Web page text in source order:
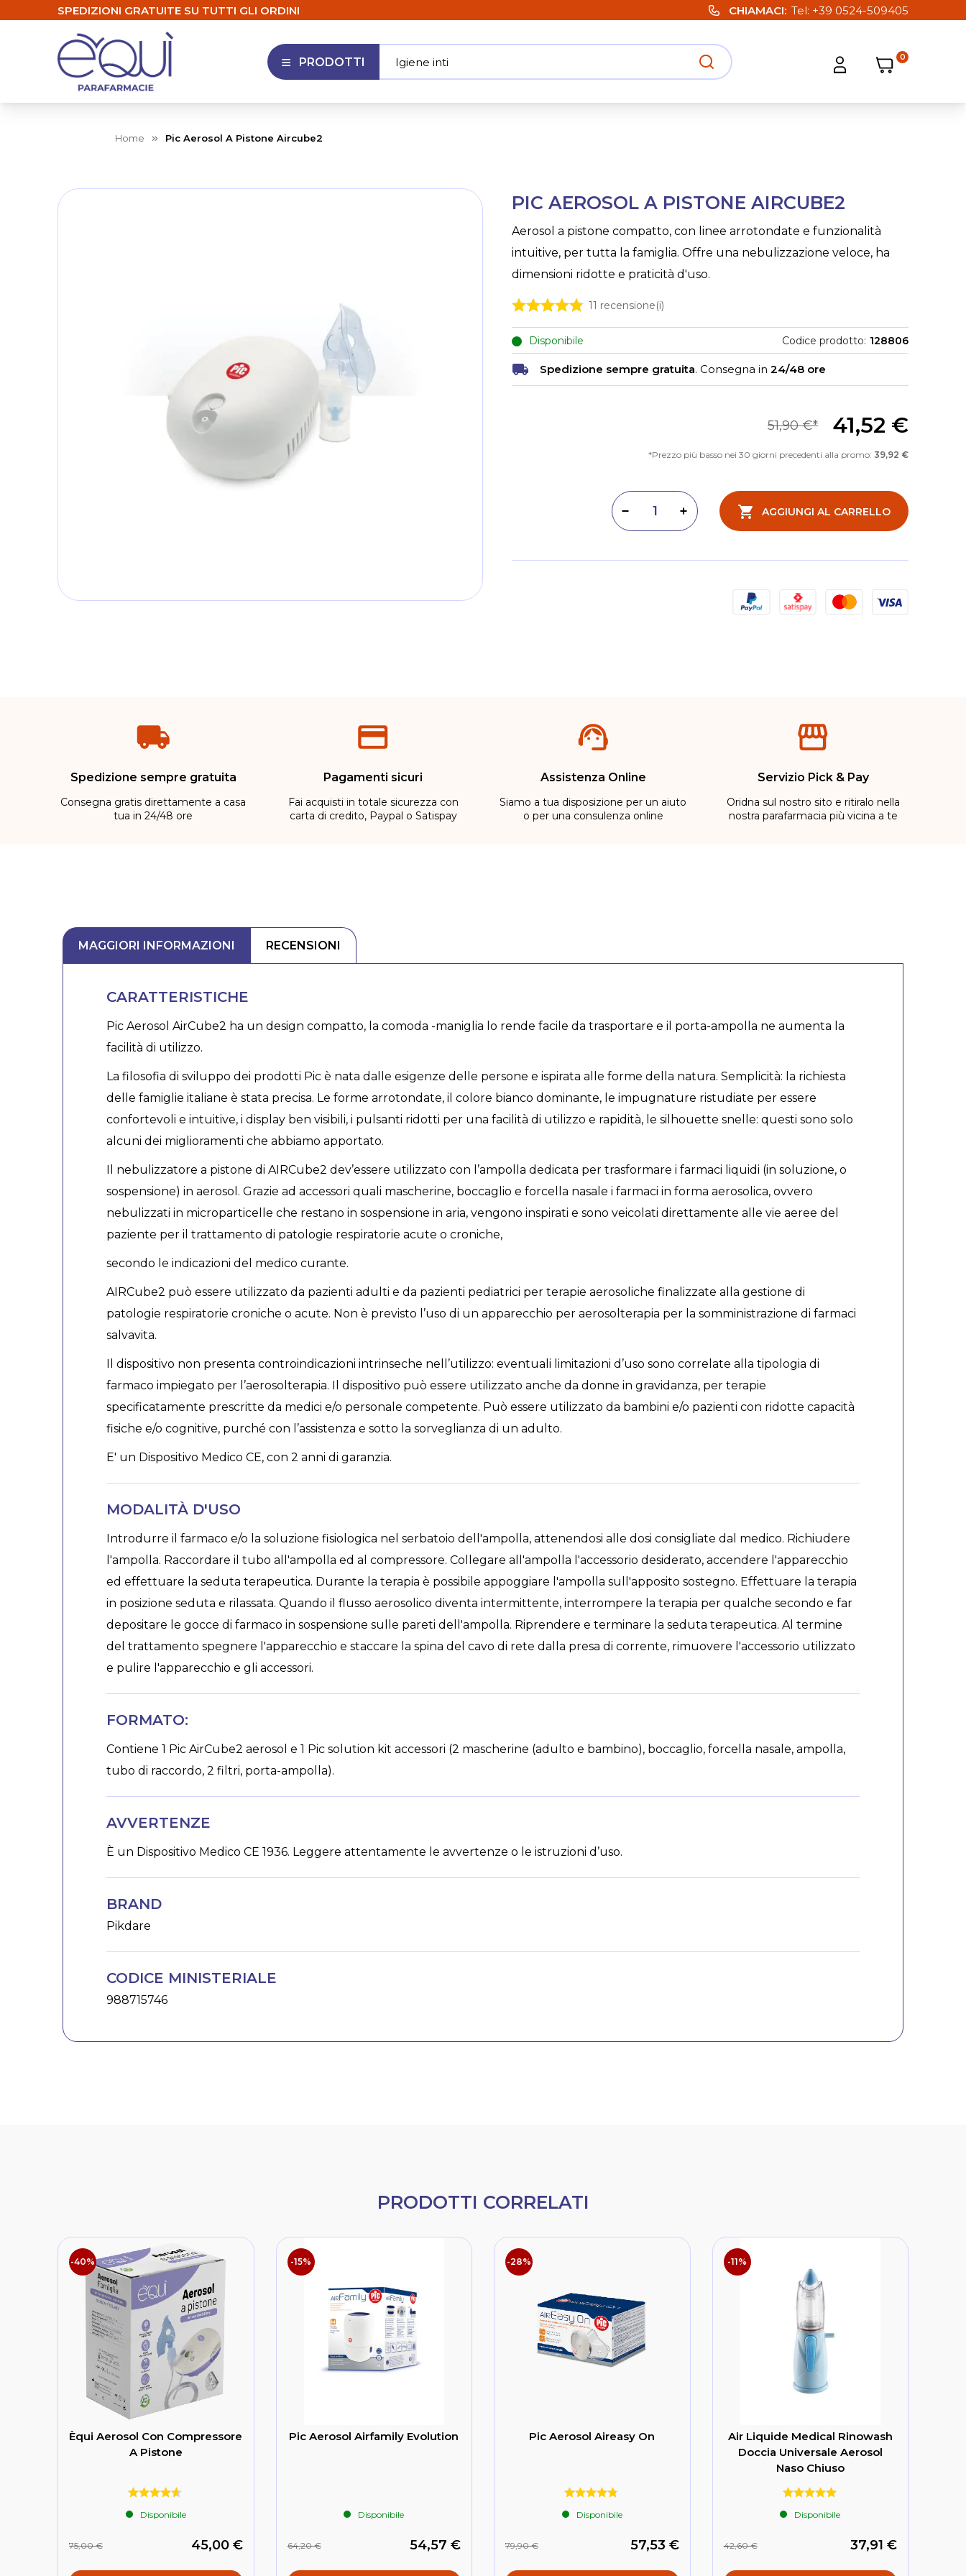
SPEDIZIONI GRATUITE SU TUTTI GLI ORDINI CHIAMACI Tel: +39 0524-509405
APRI MENU
PRODOTTI Apri ricerca
Ig|
Apri strumenti utente
Carrello
Carrello
0
Home Pic Aerosol A Pistone Aircube2
PIC AEROSOL A PISTONE AIRCUBE2
Aerosol a pistone compatto, con linee arrotondate e funzionalità
intuitive, per tutta la famiglia. Offre una nebulizzazione veloce, ha
dimensioni ridotte e praticità d'uso.
11 recensione(i)
Disponibile Codice prodotto 128806
Spedizione sempre gratuita. Consegna in 24/48 ore
41,52 €
51,90 €
Prezzo più basso nei 30 giorni precedenti alla promo: 39,92 €
Aumenta quantità
Diminuisci quantità AGGIUNGI AL CARRELLO
Skip
to
to
gallery
Spedizione sempre gratuita
Consegna gratis direttamente a casa
tua in 24/48 ore
Pagamenti sicuri
Fai acquisti in totale sicurezza con
carta di credito, Paypal o Satispay
Assistenza Online
Siamo a tua disposizione per un aiuto
o per una consulenza online
Servizio Pick & Pay
Oridna sul nostro sito e ritiralo nella
nostra parafarmacia più vicina a te
MAGGIORI INFORMAZIONI RECENSIONI
CARATTERISTICHE
Pic Aerosol AirCube2 ha un design compatto, la comoda -maniglia lo rende facile da trasportare e il porta-ampolla ne aumenta la
facilità di utilizzo.
La filosofia di sviluppo dei prodotti Pic è nata dalle esigenze delle persone e ispirata alle forme della natura. Semplicità: la richiesta
delle famiglie italiane è stata precisa. Le forme arrotondate, il colore bianco dominante, le impugnature ristudiate per essere
confortevoli e intuitive, i display ben visibili, i pulsanti ridotti per una facilità di utilizzo e rapidità, le silhouette snelle: questi sono solo
alcuni dei miglioramenti che abbiamo apportato.
Il nebulizzatore a pistone di AIRCube2 dev’essere utilizzato con l’ampolla dedicata per trasformare i farmaci liquidi (in soluzione, o
sospensione) in aerosol. Grazie ad accessori quali mascherine, boccaglio e forcella nasale i farmaci in forma aerosolica, ovvero
nebulizzati in microparticelle che restano in sospensione in aria, vengono inspirati e sono veicolati direttamente alle vie aeree del
paziente per il trattamento di patologie respiratorie acute o croniche,
secondo le indicazioni del medico curante.
AIRCube2 può essere utilizzato da pazienti adulti e da pazienti pediatrici per terapie aerosoliche finalizzate alla gestione di
patologie respiratorie croniche o acute. Non è previsto l’uso di un apparecchio per aerosolterapia per la somministrazione di farmaci
salvavita.
Il dispositivo non presenta controindicazioni intrinseche nell’utilizzo: eventuali limitazioni d’uso sono correlate alla tipologia di
farmaco impiegato per l’aerosolterapia. Il dispositivo può essere utilizzato anche da donne in gravidanza, per terapie
specificatamente prescritte da medici e/o personale competente. Può essere utilizzato da bambini e/o pazienti con ridotte capacità
fisiche e/o cognitive, purché con l’assistenza e sotto la sorveglianza di un adulto.
E' un Dispositivo Medico CE, con 2 anni di garanzia.
MODALITÀ D'USO
Introdurre il farmaco e/o la soluzione fisiologica nel serbatoio dell'ampolla, attenendosi alle dosi consigliate dal medico. Richiudere
l'ampolla. Raccordare il tubo all'ampolla ed al compressore. Collegare all'ampolla l'accessorio desiderato, accendere l'apparecchio
ed effettuare la seduta terapeutica. Durante la terapia è possibile appoggiare l'ampolla sull'apposito sostegno. Effettuare la terapia
in posizione seduta e rilassata. Quando il flusso aerosolico diventa intermittente, interrompere la terapia per qualche secondo e far
depositare le gocce di farmaco in sospensione sulle pareti dell'ampolla. Riprendere e terminare la seduta terapeutica. Al termine
del trattamento spegnere l'apparecchio e staccare la spina del cavo di rete dalla presa di corrente, rimuovere l'accessorio utilizzato
e pulire l'apparecchio e gli accessori.
FORMATO:
Contiene 1 Pic AirCube2 aerosol e 1 Pic solution kit accessori (2 mascherine (adulto e bambino), boccaglio, forcella nasale, ampolla,
tubo di raccordo, 2 filtri, porta-ampolla).
AVVERTENZE
È un Dispositivo Medico CE 1936. Leggere attentamente le avvertenze o le istruzioni d’uso.
BRAND
Pikdare
CODICE MINISTERIALE
988715746
PRODOTTI CORRELATI
-40%
Èqui Aerosol Con Compressore
A Pistone
Disponibile
45,00 €
75,00 €
-15%
Pic Aerosol Airfamily Evolution
Disponibile
54,57 €
64,20 €
-28%
Pic Aerosol Aireasy On
Disponibile
57,53 €
79,90 €
-11%
Air Liquide Medical Rinowash
Doccia Universale Aerosol
Naso Chiuso
Disponibile
37,91 €
42,60 €